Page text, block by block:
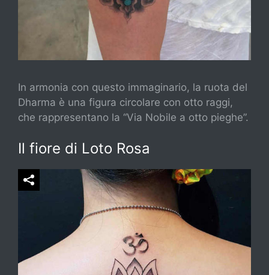
In armonia con questo immaginario, la ruota del
Dharma è una figura circolare con otto raggi,
che rappresentano la “Via Nobile a otto pieghe”.
Il fiore di Loto Rosa